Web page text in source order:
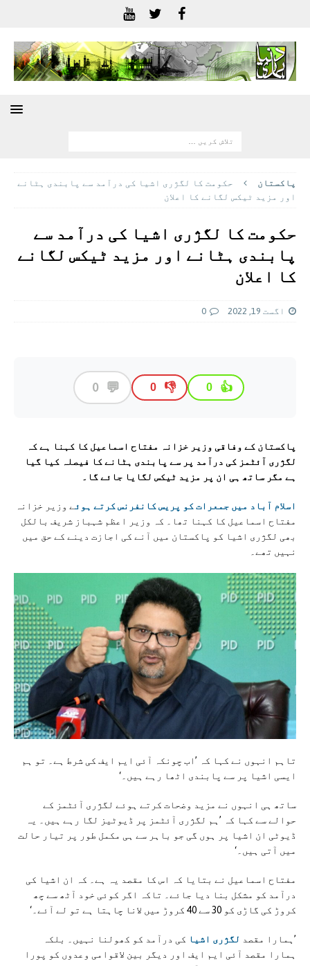
پاکستان
حکومت کا لگژری اشیا کی درآمد سے پابندی ہٹانے
اور مزید ٹیکس لگانے کا اعلان
حکومت کا لگژری اشیا کی درآمد سے
پابندی ہٹانے اور مزید ٹیکس لگانے
کا اعلان
اگست 19, 2022 0
👍
0
👎
0
💬
0
پاکستان کے وفاقی وزیر خزانہ مفتاح اسماعیل کا کہنا ہے کہ
لگژری آئٹمز کی درآمد پر سے پابندی ہٹانے کا فیصلہ کیا گیا
ہے مگر ساتھ ہی ان پر مزید ٹیکس لگایا جائے گا۔
اسلام آباد میں جمعرات کو پریس کانفرنس کرتے ہوئ ے وزیر خزانہ
مفتاح اسماعیل کا کہنا تھا۔ کہ وزیر اعظم شہباز شریف بالکل
بھی لگژری اشیا کو پاکستان میں آنے کی اجازت دینے کے حق میں
نہیں تھے۔
تاہم انہوں نے کہا کہ ’اب چونکہ آئی ایم ایف کی شرط ہے۔ تو ہم
ایسی اشیا پر سے پابندی اٹھا رہے ہیں۔‘
ساتھ ہی انہوں نے مزید وضحات کرتے ہوئے لگژری آئٹمز کے
حوالے سے کہا کہ ’ہم لگژری آئٹمز پر ڈیوٹیز لگا رہے ہیں۔ یہ
ڈیوٹی ان اشیا پر ہوں گی جو باہر سے ہی مکمل طور پر تیار حالت
میں آتی ہیں۔‘
مفتاح اسماعیل نے بتایا کہ اس کا مقصد یہ ہے۔ کہ ان اشیا کی
درآمد کو مشکل بنا دیا جائے۔ تاکہ اگر کوئی خود آٹھ سے چھ
کروڑ کی گاڑی کو 30 سے 40 کروڑ میں لانا چاہتا ہے تو لے آئے۔‘
’ہمارا مقصد لگژری اشیا کی درآمد کو کھولنا نہیں۔ بلکہ
ہمارا مقصد آئی ایم ایف اور دیگر بین لاقوامی وعدوں کو پورا